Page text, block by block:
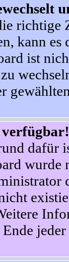
richtige
kann es
ist
verfügbar!
dafür
wurde
jeder